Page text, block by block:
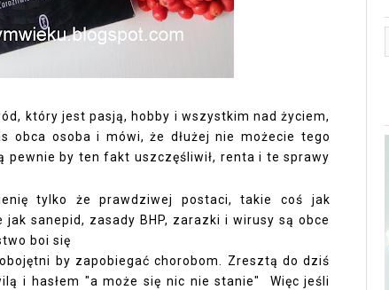
który jest pasją, hobby i wszystkim nad życiem,
obca osoba i mówi, że dłużej nie możecie tego
pewnie by ten fakt uszczęśliwił, renta i te sprawy
tylko że prawdziwej postaci, takie coś jak
sanepid, zasady BHP, zarazki i wirusy są obce
boi się
by zapobiegać chorobom. Zresztą do dziś
i hasłem "a może się nic nie stanie" Więc jeśli